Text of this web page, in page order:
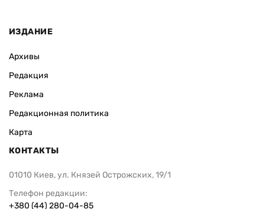
ИЗДАНИЕ
Архивы
Редакция
Реклама
Редакционная политика
Карта
КОНТАКТЫ
01010 Киев, ул. Князей Острожских, 19/1
Телефон редакции:
+380 (44) 280-04-85